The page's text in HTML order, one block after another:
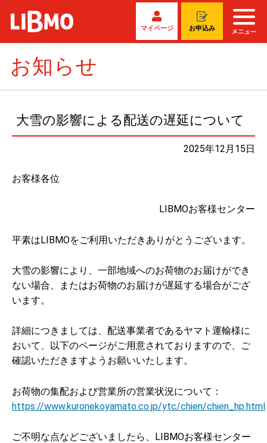
マイページ お申込み
お知らせ
大雪の影響による配送の遅延について
2025年12月15日
お客様各位
LIBMOお客様センター
平素はLIBMOをご利用いただきありがとうございます。
大雪の影響により、一部地域へのお荷物のお届けができ
ない場合、またはお荷物のお届けが遅延する場合がござ
います。
詳細につきましては、配送事業者であるヤマト運輸様に
おいて、以下のページがご用意されておりますので、ご
確認いただきますようお願いいたします。
お荷物の集配および営業所の営業状況について：
https://www.kuronekoyamato.co.jp/ytc/chien/chien_hp.html
ご不明な点などございましたら、LIBMOお客様センター